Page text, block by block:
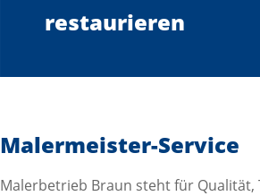
restaurieren
Malermeister-Service
Malerbetrieb Braun steht für Qualität,